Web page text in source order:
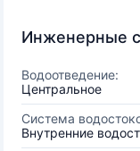
Инженерные
Водоотведение:
Центральное
Система
Внутренние